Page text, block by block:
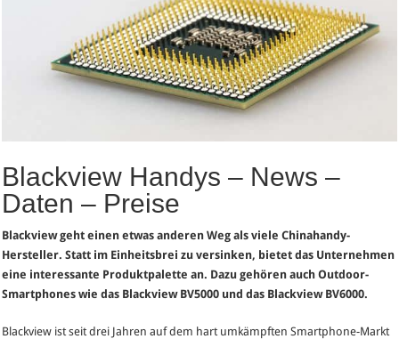
Blackview Handys – News –
Daten – Preise
Blackview geht einen etwas anderen Weg als viele Chinahandy-
Hersteller. Statt im Einheitsbrei zu versinken, bietet das Unternehmen
eine interessante Produktpalette an. Dazu gehören auch Outdoor-
Smartphones wie das Blackview BV5000 und das Blackview BV6000.
Blackview ist seit drei Jahren auf dem hart umkämpften Smartphone-Markt